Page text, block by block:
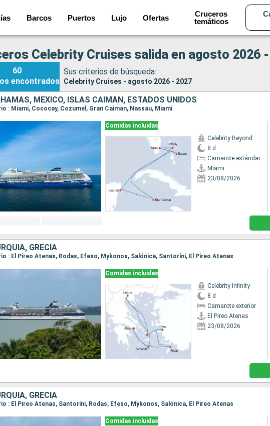
Barcos Puertos Lujo Ofertas
Cruceros
temáticos
Celebrity Cruises salida en agosto 2026
60
encontrados
Sus criterios de búsqueda:
Celebrity Cruises - agosto 2026 - 2027
MÉXICO, ISLAS CAIMÁN, ESTADOS UNIDOS
: Miami, Cococay, Cozumel, Gran Caiman, Nassau, Miami
Comidas incluidas
Celebrity Beyond
8 d
Camarote estándar
Miami
23/08/2026
GRECIA
: El Pireo Atenas, Rodas, Efeso, Mykonos, Salónica, Santoríni, El Pireo Atenas
Comidas incluidas
Celebrity Infinity
8 d
Camarote exterior
El Pireo Atenas
23/08/2026
GRECIA
: El Pireo Atenas, Santoríni, Rodas, Efeso, Mykonos, Salónica, El Pireo Atenas
Comidas incluidas